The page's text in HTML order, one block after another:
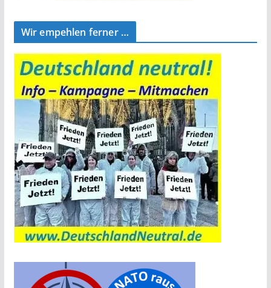
Wir empehlen ferner …